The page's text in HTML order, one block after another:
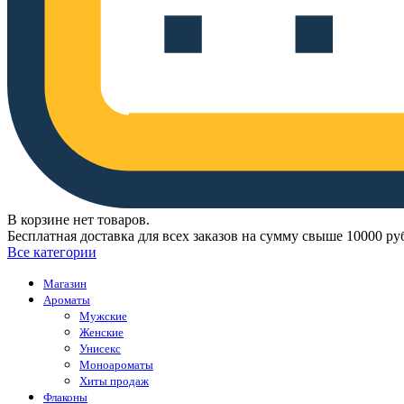
В корзине нет товаров.
Бесплатная доставка для всех заказов на сумму свыше 10000
Все категории
Магазин
Ароматы
Мужские
Женские
Унисекс
Моноароматы
Хиты продаж
Флаконы